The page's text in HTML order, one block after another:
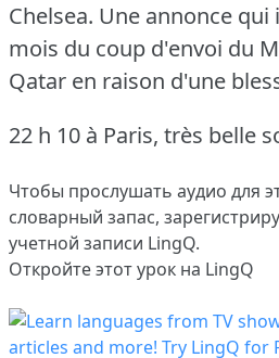
Chelsea. Une annonce
mois du coup d'envoi du
Qatar en raison d'une
22 h 10 à Paris, très belle
Чтобы прослушать аудио для
словарный запас,
учетной записи LingQ.
Откройте этот урок на LingQ